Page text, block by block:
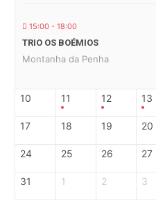
15:00 - 18:00
TRIO OS BOÉMIOS
Montanha da Penha
10 11 12 13
17 18 19 20
24 25 26 27
31 1 2 3